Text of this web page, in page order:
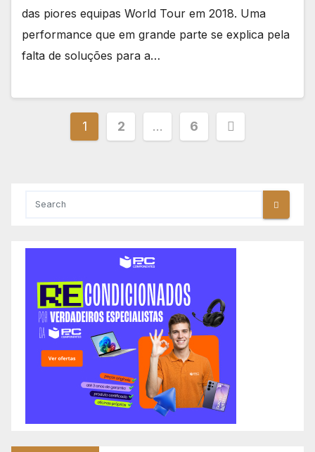
das piores equipas World Tour em 2018. Uma
performance que em grande parte se explica pela
falta de soluções para a…
Paginação
1 2 … 6